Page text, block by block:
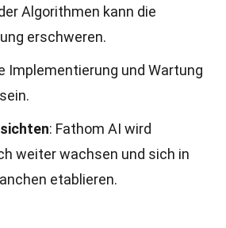
Algorithmen kann die
erschweren.
Implementierung und Wartung
: Fathom AI wird
weiter wachsen und sich in
etablieren.